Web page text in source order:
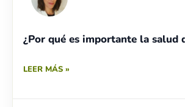
¿Por qué es importante la salud
LEER MÁS »